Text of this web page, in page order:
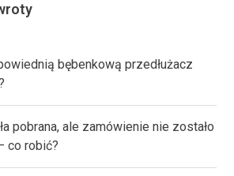
bębenkową przedłużacz
pobrana, ale zamówienie nie zostało
co robić?